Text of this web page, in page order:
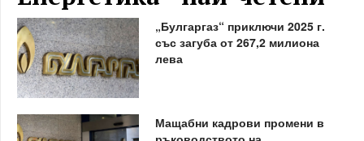
„Булгаргаз“ приключи 2025 г.
със загуба от 267,2 милиона
лева
Мащабни кадрови промени в